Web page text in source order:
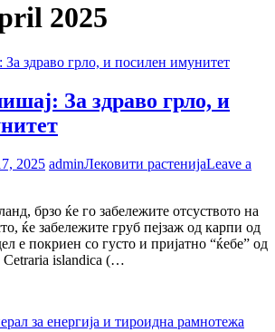
2025
За здраво грло, и
2025 adminЛековити растенијаLeave a
брзо ќе го забележите отсуството на
ќе забележите груб пејзаж од карпи од
е покриен со густо и пријатно “ќебе” од
islandica (…